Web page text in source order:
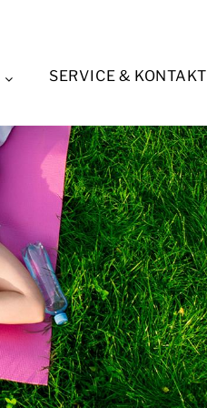
SERVICE & KONTAKT